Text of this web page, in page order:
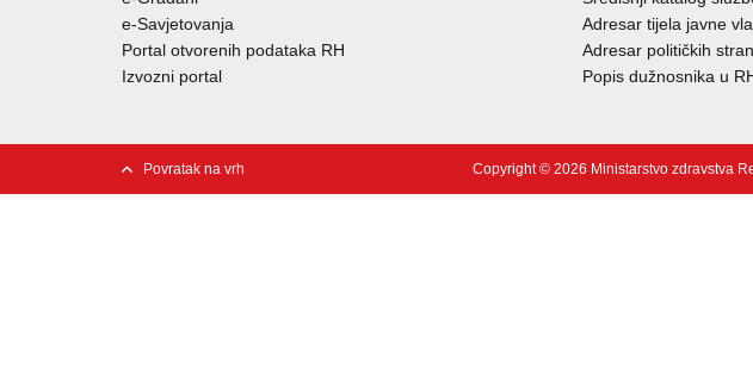
e-Savjetovanja
Portal otvorenih podataka RH
Izvozni portal
Adresar tijela javne
Adresar političkih
Popis dužnosnika u
Povratak na vrh Copyright © 2026 Ministarstvo zdravstva